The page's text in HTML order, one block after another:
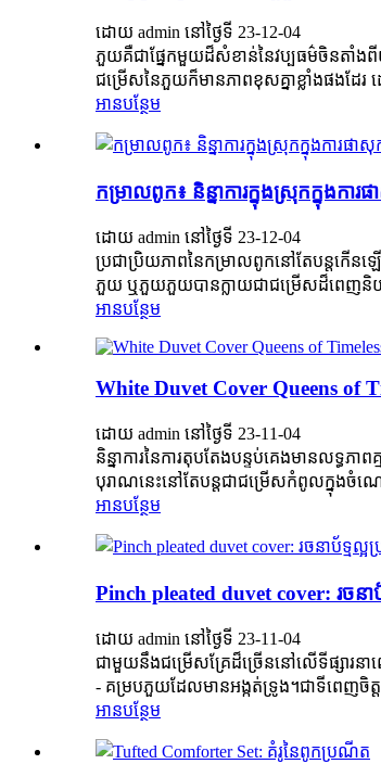
ដោយ admin នៅថ្ងៃទី 23-12-04
ភួយគឺជាផ្នែកមួយដ៏សំខាន់នៃវប្បធម៌ចិនតាំងពី
ជម្រើសនៃភួយក៏មានភាពខុសគ្នាខ្លាំងផងដែរ
អាន​បន្ថែម
កម្រាលពូក៖ និន្នាការក្នុងស្រុកក្នុងការ
ដោយ admin នៅថ្ងៃទី 23-12-04
ប្រជាប្រិយភាពនៃកម្រាលពូកនៅតែបន្តកើនឡ
ភួយ ឬ​ភួយ​ភួយ​បាន​ក្លាយ​ជា​ជម្រើស​ដ៏​ពេញ​និយ
អាន​បន្ថែម
White Duvet Cover Queens of
ដោយ admin នៅថ្ងៃទី 23-11-04
និន្នាការនៃការតុបតែងបន្ទប់គេងមានលទ្
បុរាណនេះនៅតែបន្តជាជម្រើសកំពូលក្នុងចំណោ
អាន​បន្ថែម
Pinch pleated duvet cover: រចន
ដោយ admin នៅថ្ងៃទី 23-11-04
ជាមួយនឹងជម្រើសគ្រែដ៏ច្រើននៅលើទីផ្សារន
- គម្របភួយដែលមានអង្កត់ទ្រូង។ជាទីពេញចិត្ត
អាន​បន្ថែម